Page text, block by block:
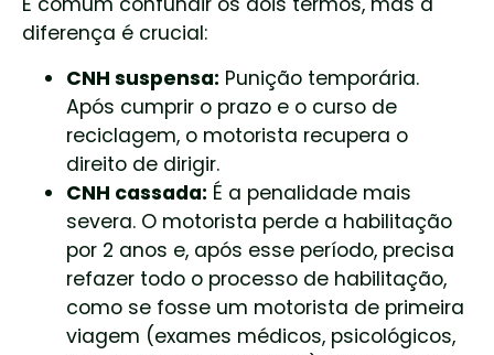
diferença é crucial:
CNH suspensa: Punição temporária.
Após cumprir o prazo e o curso de
reciclagem, o motorista recupera o
direito de dirigir.
CNH cassada: É a penalidade mais
severa. O motorista perde a habilitação
por 2 anos e, após esse período, precisa
refazer todo o processo de habilitação,
como se fosse um motorista de primeira
viagem (exames médicos, psicológicos,